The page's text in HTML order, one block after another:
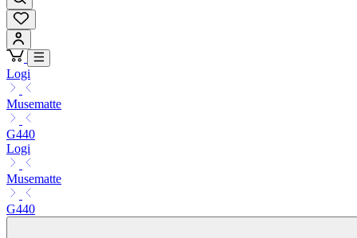
Logi
Musematte
G440
Logi
Musematte
G440